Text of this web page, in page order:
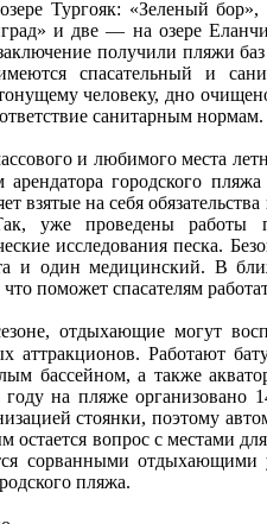
Тургояк: «Зеленый
и две — на озере
получили пляжи
спасательный и
человеку, дно
санитарным нормам.
и любимого места
арендатора городского
взятые на себя
уже проведены работы
исследования песка.
и один медицинский. В
поможет спасателям
отдыхающие могут
аттракционов. Работают
бассейном, а также
на пляже организовано
стоянки, поэтому
остается вопрос с местами
сорванными
пляжа.